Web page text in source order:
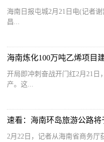
海南日报屯城2月21日电(记者
昌...
海南炼化100万吨乙烯项目
开局即冲刺奋战开门红2月21日
产。这...
速看：海南环岛旅游公路将
2月22日，记者从海南省商务